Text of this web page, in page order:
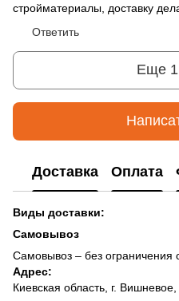
стройматериалы, доставку
Ответить
Еще 1
Доставка Оплата
Виды доставки:
Самовывоз
Самовывоз – без ограничения
Адрес:
Киевская область, г.